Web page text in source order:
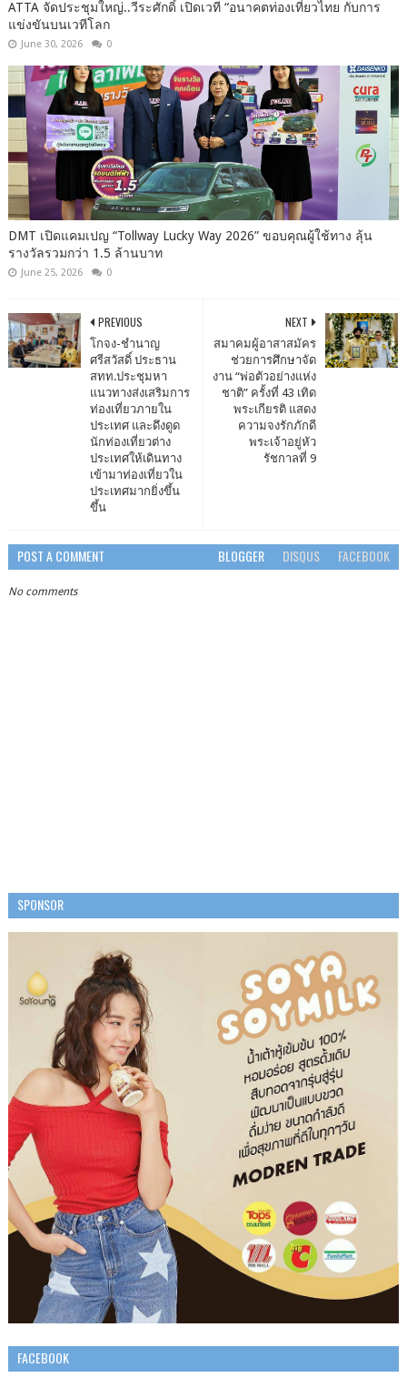
ATTA จัดประชุมใหญ่..วีระศักดิ์ เปิดเวที “อนาคตท่องเที่ยวไทย กับการ
แข่งขันบนเวทีโลก
June 30, 2026 0
DMT เปิดแคมเปญ “Tollway Lucky Way 2026” ขอบคุณผู้ใช้ทาง ลุ้น
รางวัลรวมกว่า 1.5 ล้านบาท
June 25, 2026 0
NEXT
สมาคมผู้อาสาสมัคร
ช่วยการศึกษาจัด
งาน “พ่อตัวอย่างแห่ง
ชาติ” ครั้งที่ 43 เทิด
พระเกียรติ แสดง
ความจงรักภักดี
พระเจ้าอยู่หัว
รัชกาลที่ 9
PREVIOUS
โกจง-ชำนาญ
ศรีสวัสดิ์ ประธาน
สทท.ประชุมหา
แนวทางส่งเสริม​การ
ท่องเที่ยวภายใน​
ประเทศ​ และดึงดูด​
นักท่องเที่ยวต่าง
ประเทศ​ให้​เดินทาง​
เข้ามา​ท่องเที่ยว​ใน
ประเทศ​​มาก​ยิ่งขึ้น​
ขึ้น
POST A COMMENT BLOGGER DISQUS FACEBOOK
No comments
SPONSOR
FACEBOOK